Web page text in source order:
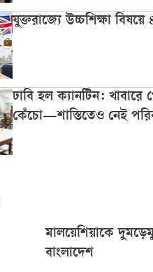
যুক্তরাজ্যে উচ্চশিক্ষা
ঢাবি হল ক্যানটিন: খাবারে
কেঁচো—শাস্তিতেও নেই
মালয়েশিয়াকে
বাংলাদেশ